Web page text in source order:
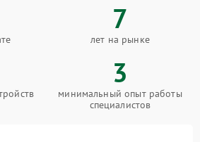
7
лет на рынке
3
минимальный опыт работы
специалистов